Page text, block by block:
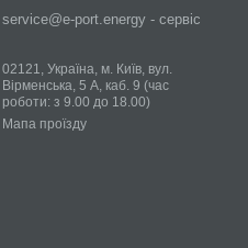
service@e-port.energy - сервіс
02121, Україна, м. Київ, вул.
Вірменська, 5 А, каб. 9 (час
роботи: з 9.00 до 18.00)
Мапа проїзду